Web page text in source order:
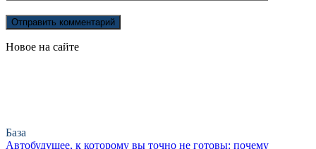
Новое на сайте
База
Автобудущее, к которому вы точно не готовы: почему